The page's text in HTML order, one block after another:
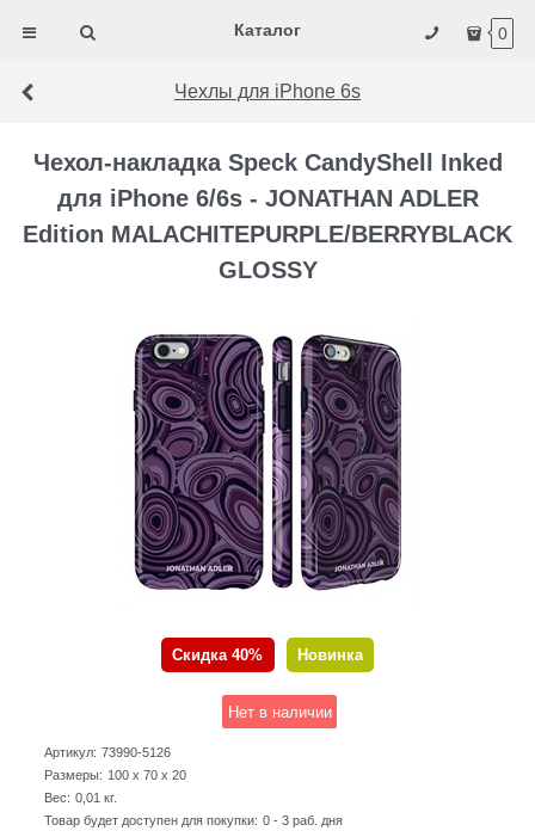
Каталог 0
Чехлы для iPhone 6s
Чехол-накладка Speck CandyShell Inked
для iPhone 6/6s - JONATHAN ADLER
Edition MALACHITEPURPLE/BERRYBLACK
GLOSSY
Скидка 40% Новинка
Нет в наличии
Артикул: 73990-5126
Размеры: 100 x 70 x 20
Вес: 0,01 кг.
Товар будет доступен для покупки: 0 - 3 раб. дня